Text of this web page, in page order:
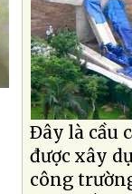
Ðây là cầu
được xây
công